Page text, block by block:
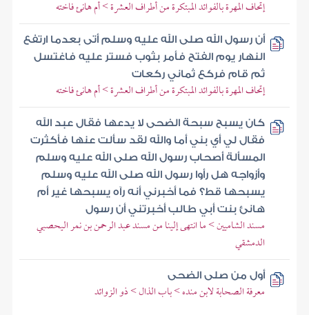
إتحاف المهرة بالفوائد المبتكرة من أطراف العشرة > أم هانئ فاخته
أن رسول الله صلى الله عليه وسلم أتى بعدما ارتفع
النهار يوم الفتح فأمر بثوب فستر عليه فاغتسل
ثم قام فركع ثماني ركعات
إتحاف المهرة بالفوائد المبتكرة من أطراف العشرة > أم هانئ فاخته
كان يسبح سبحة الضحى لا يدعها فقال عبد الله
فقال لي أي بني أما والله لقد سألت عنها فأكثرت
المسألة أصحاب رسول الله صلى الله عليه وسلم
وأزواجه هل رأوا رسول الله صلى الله عليه وسلم
يسبحها قط؟ فما أخبرني أنه رآه يسبحها غير أم
هانئ بنت أبي طالب أخبرتني أن رسول
مسند الشاميين > ما انتهى إلينا من مسند عبد الرحمن بن نمر اليحصبي
الدمشقي
أول من صلى الضحى
معرفة الصحابة لابن منده > باب الذال > ذو الزوائد